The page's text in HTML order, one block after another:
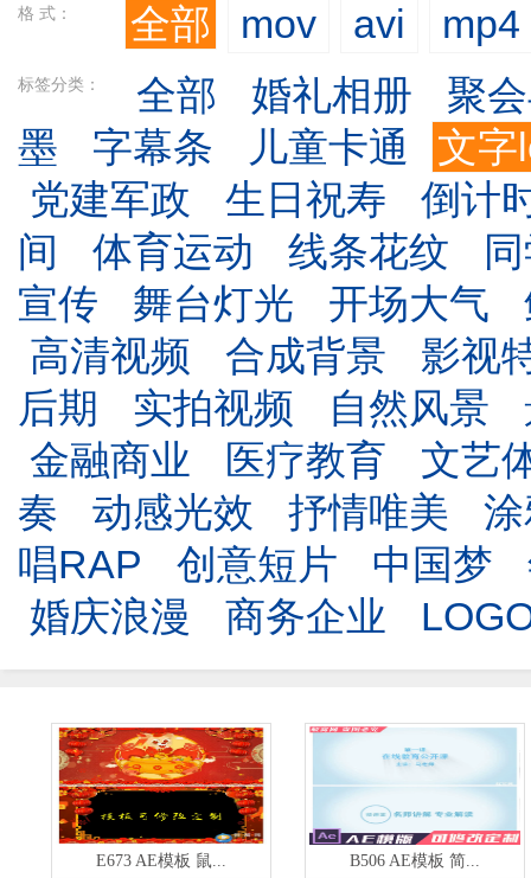
格 式： 全部 mov avi mp4
标签分类： 全部 婚礼相册
聚
墨
字幕条 儿童卡通
文字
党建军政
生日祝寿
倒计
间
体育运动 线条花纹
宣传
舞台灯光 开场大气
高清视频
合成背景
影视
后期
实拍视频 自然风景
金融商业
医疗教育
文艺
奏
动感光效 抒情唯美
唱RAP
创意短片 中国梦
婚庆浪漫
商务企业
E673 AE模板 鼠... B506 AE模板 简...